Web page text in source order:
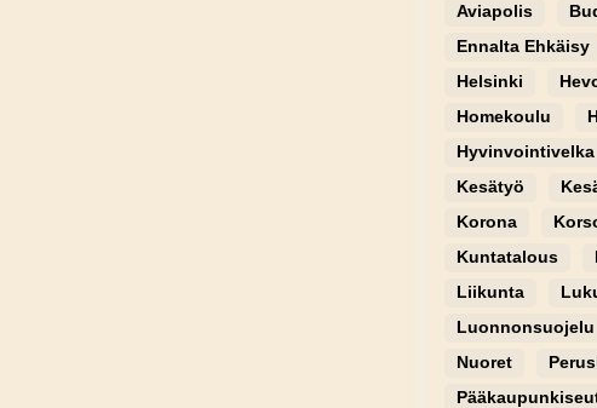
Aviapolis
Ennalta Ehkäisy
Helsinki
Homekoulu
Hyvinvointivelka
Kesätyö
Korona
Kuntatalous
Liikunta
Luonnonsuojelu
Nuoret